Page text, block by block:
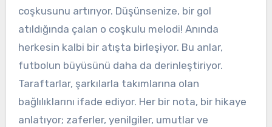
coşkusunu artırıyor. Düşünsenize, bir gol
atıldığında çalan o coşkulu melodi! Anında
herkesin kalbi bir atışta birleşiyor. Bu anlar,
futbolun büyüsünü daha da derinleştiriyor.
Taraftarlar, şarkılarla takımlarına olan
bağlılıklarını ifade ediyor. Her bir nota, bir hikaye
anlatıyor; zaferler, yenilgiler, umutlar ve